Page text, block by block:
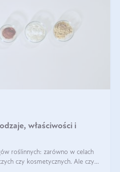
właściwości i
roślinnych: zarówno w celach
czy kosmetycznych. Ale czy